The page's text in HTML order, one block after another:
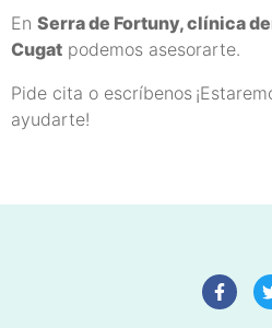
En Serra de Fortuny, clínica
Cugat podemos asesorarte.
Pide cita o escríbenos
ayudarte!